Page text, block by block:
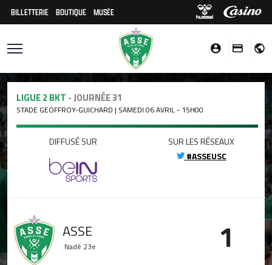
BILLETTERIE BOUTIQUE MUSÉE
LIGUE 2 BKT - JOURNÉE 31
STADE GEOFFROY-GUICHARD | SAMEDI 06 AVRIL - 15H00
DIFFUSÉ SUR
SUR LES RÉSEAUX
#ASSEUSC
ASSE
Nadé 23e 1